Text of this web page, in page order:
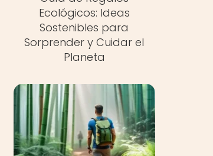
Ecológicos: Ideas
Sostenibles para
Sorprender y Cuidar el
Planeta